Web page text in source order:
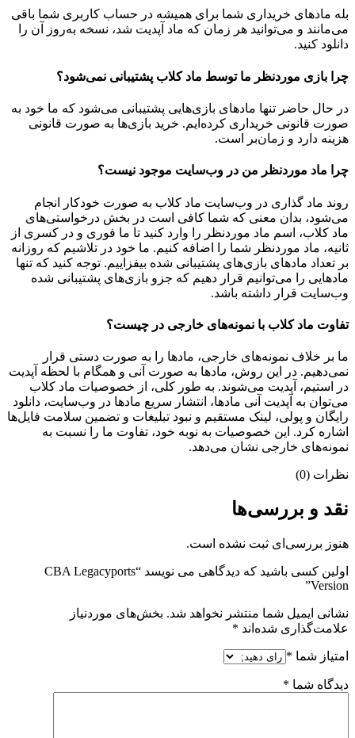
بله مادهای خریداری شما برای همیشه در حساب کاربری شما باقی
می‌مانند و می‌توانید هر زمان که ماد آپدیت شد، نسخه به‌روز آن را
دانلود کنید.
چرا بازی موردنظر ما توسط ماد کلاب پشتیبانی نمی‌شود؟
در حال حاضر تنها مادهای بازی‌هایی پشتیبانی می‌شود که ما خود به
صورت قانونی خریداری کرده‌ایم. خرید بازی‌ها به صورت قانونی
هزینه دارد و زمان‌بر است.
چرا ماد موردنظر من در وب‌سایت موجود نیست؟
روند ماد گذاری در وب‌سایت ماد کلاب به صورت خودکار انجام
می‌شود، بدان معنی که شما کافی است در بخش درخواستی‌های
ماد کلاب، اسم ماد موردنظر را وارد کنید تا ما فوری و در کسری از
ثانیه، ماد موردنظر شما را اضافه کنیم. ما خود در تلاشیم که روزانه
بر تعداد مادهای بازی‌های پشتیبانی شده بیفزاییم. توجه کنید که تنها
مادهایی را می‌توانیم قرار دهیم که جزو بازی‌های پشتیبانی شده
وب‌سایت قرار داشته باشد.
تفاوت ماد کلاب با نمونه‌های خارجی در چیست؟
ما بر خلاف نمونه‌های خارجی، مادها را به صورت دستی قرار
نمی‌دهیم. در این روش، مادها به صورت آنی و همگام با لحظه آپدیت
در استیم، آپدیت می‌شوند. به طور کلی، از خصوصیات ماد کلاب
می‌‌توان به آپدیت آنی مادها، انتشار سریع مادها در وب‌سایت، دانلود
رایگان و پولی، لینک مستقیم و نبود تبلیغات و تضمین سلامت فایل‌ها
اشاره کرد. این خصوصیات به نوبه خود، تفاوت ما را نسبت به
نمونه‌های خارجی نشان می‌دهد.
نظرات (0)
نقد و بررسی‌ها
هنوز بررسی‌ای ثبت نشده است.
اولین کسی باشید که دیدگاهی می نویسد “CBA Legacyports
Version”
نشانی ایمیل شما منتشر نخواهد شد. بخش‌های موردنیاز
علامت‌گذاری شده‌اند *
امتیاز شما *
دیدگاه شما *